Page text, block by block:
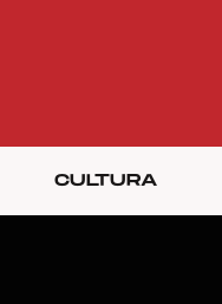
CULTURA